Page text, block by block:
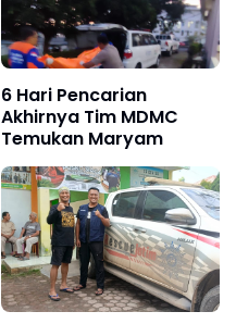
6 Hari Pencarian
Akhirnya Tim MDMC
Temukan Maryam